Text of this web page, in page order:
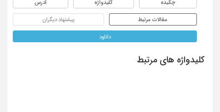
چکیده کلیدواژه آدرس
مقالات مرتبط پیشنهاد دیگران
دانلود
کلیدواژه های مرتبط